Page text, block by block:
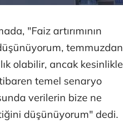
"Faiz artırımının
temmuzdan
olabilir, ancak kesinlikle
temel senaryo
verilerin bize ne
düşünüyorum" dedi.